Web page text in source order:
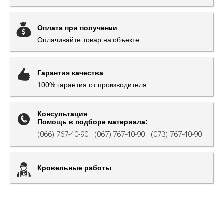
Оплата при получении
Оплачивайте товар на объекте
Гарантия качества
100% гарантия от производителя
Консультация
Помощь в подборе материала:
(066) 767-40-90 (067) 767-40-90 (073) 767-40-90
Кровельные работы